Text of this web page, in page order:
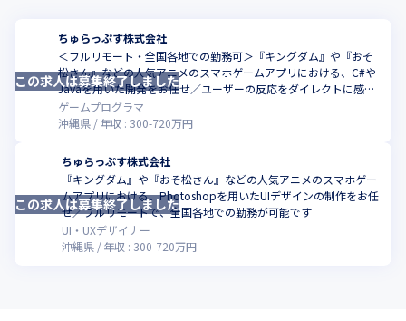
ちゅらっぷす株式会社
＜フルリモート・全国各地での勤務可＞『キングダム』や『おそ
松さん』などの人気アニメのスマホゲームアプリにおける、C#や
Javaを用いた開発をお任せ／ユーザーの反応をダイレクトに感じ
られます
ゲームプログラマ
沖縄県
年収 : 300-720万円
この求人は募集終了しました
ちゅらっぷす株式会社
『キングダム』や『おそ松さん』などの人気アニメのスマホゲー
ムアプリにおける、Photoshopを用いたUIデザインの制作をお任
せ／フルリモートで、全国各地での勤務が可能です
UI・UXデザイナー
沖縄県
年収 : 300-720万円
この求人は募集終了しました